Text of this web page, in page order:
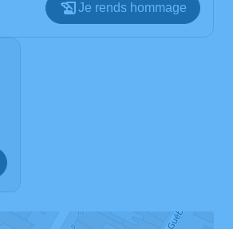
Je rends hommage